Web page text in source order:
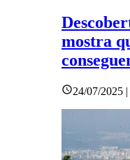
mostra
24/07/2025 |